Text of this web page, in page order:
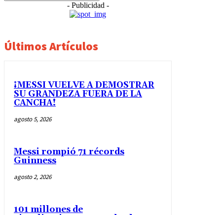
- Publicidad -
Últimos Artículos
¡MESSI VUELVE A DEMOSTRAR
SU GRANDEZA FUERA DE LA
CANCHA!
agosto 5, 2026
Messi rompió 71 récords
Guinness
agosto 2, 2026
101 millones de